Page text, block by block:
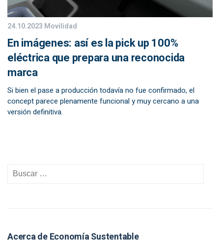
24.10.2023 Movilidad
En imágenes: así es la pick up 100%
eléctrica que prepara una reconocida
marca
Si bien el pase a producción todavía no fue confirmado, el
concept parece plenamente funcional y muy cercano a una
versión definitiva.
Acerca de Economía Sustentable